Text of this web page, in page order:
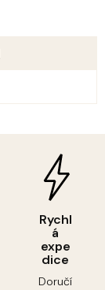
Rychl
á
expe
dice
Doručí